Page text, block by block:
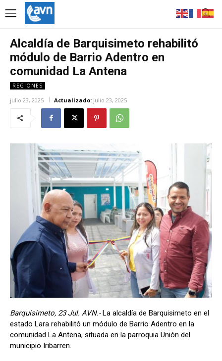
Alcaldía de Barquisimeto rehabilitó
módulo de Barrio Adentro en
comunidad La Antena
REGIONES
julio 23, 2025 Actualizado: julio 23, 2025
Barquisimeto, 23 Jul. AVN.- La alcaldía de Barquisimeto en el
estado Lara rehabilitó un módulo de Barrio Adentro en la
comunidad La Antena, situada en la parroquia Unión del
municipio Iribarren.